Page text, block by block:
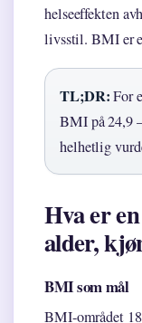
helseeffekten
livsstil. BMI er
TL;DR:For
BMI på 24,9
helhetlig
Hva er
alder,
BMI som mål
BMI-området